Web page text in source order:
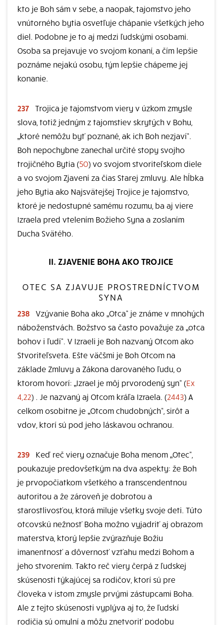
kto je Boh sám v sebe, a naopak, tajomstvo jeho
vnútorného bytia osvetľuje chápanie všetkých jeho
diel. Podobne je to aj medzi ľudskými osobami.
Osoba sa prejavuje vo svojom konaní, a čím lepšie
poznáme nejakú osobu, tým lepšie chápeme jej
konanie.
237 Trojica je tajomstvom viery v úzkom zmysle
slova, totiž jedným z tajomstiev skrytých v Bohu,
„ktoré nemôžu byť poznané, ak ich Boh nezjaví“.
Boh nepochybne zanechal určité stopy svojho
trojičného Bytia (50) vo svojom stvoriteľskom diele
a vo svojom Zjavení za čias Starej zmluvy. Ale hĺbka
jeho Bytia ako Najsvätejšej Trojice je tajomstvo,
ktoré je nedostupné samému rozumu, ba aj viere
Izraela pred vtelením Božieho Syna a zoslaním
Ducha Svätého.
II. ZJAVENIE BOHA AKO TROJICE
OTEC SA ZJAVUJE PROSTREDNÍCTVOM
SYNA
238 Vzývanie Boha ako „Otca“ je známe v mnohých
náboženstvách. Božstvo sa často považuje za „otca
bohov i ľudí“. V Izraeli je Boh nazvaný Otcom ako
Stvoriteľsveta. Ešte väčšmi je Boh Otcom na
základe Zmluvy a Zákona darovaného ľudu, o
ktorom hovorí: „Izrael je môj prvorodený syn“ (Ex
4,22) . Je nazvaný aj Otcom kráľa Izraela. (2443) A
celkom osobitne je „Otcom chudobných“, sirôt a
vdov, ktorí sú pod jeho láskavou ochranou.
239
Keď reč viery označuje Boha menom „Otec“,
poukazuje predovšetkým na dva aspekty: že Boh
je prvopočiatkom všetkého a transcendentnou
autoritou a že zároveň je dobrotou a
starostlivosťou, ktorá miluje všetky svoje deti. Túto
otcovskú nežnosť Boha možno vyjadriť aj obrazom
materstva, ktorý lepšie zvýrazňuje Božiu
imanentnosť a dôvernosť vzťahu medzi Bohom a
jeho stvorením. Takto reč viery čerpá z ľudskej
skúsenosti týkajúcej sa rodičov, ktorí sú pre
človeka v istom zmysle prvými zástupcami Boha.
Ale z tejto skúsenosti vyplýva aj to, že ľudskí
rodičia sú omylní a môžu znetvoriť podobu